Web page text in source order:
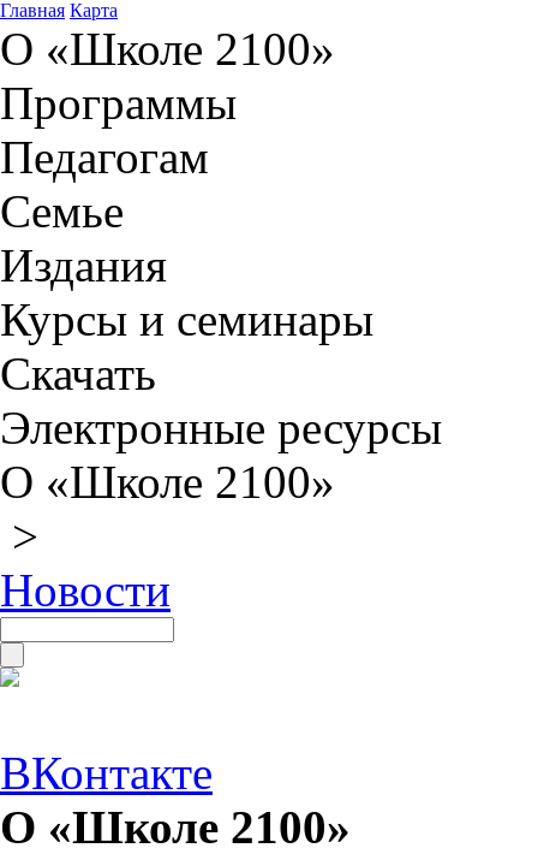
Главная Карта
О «Школе 2100»
Программы
Педагогам
Семье
Издания
Курсы и семинары
Скачать
Электронные ресурсы
О «Школе 2100»
>
Новости
ВКонтакте
О «Школе 2100»